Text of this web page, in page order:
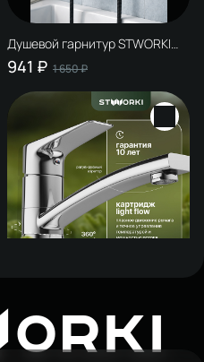
Душевой гарнитур STWORKI
Малвик S49190BK матовый
черный
941 ₽ 1 650 ₽
STWORKI Малвик HFMA22000
6 403 ₽
ORKI